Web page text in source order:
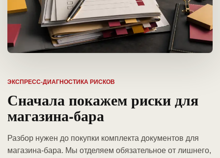
ЭКСПРЕСС-ДИАГНОСТИКА РИСКОВ
Сначала покажем риски для
магазина-бара
Разбор нужен до покупки комплекта документов для
магазина-бара. Мы отделяем обязательное от лишнего,